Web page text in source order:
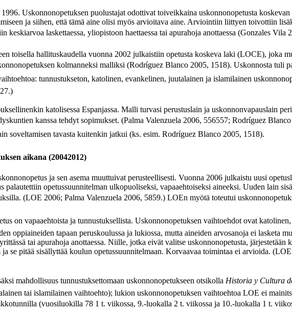
Uskonnonopetuksen puolustajat odottivat toiveikkaina uskonnonopetusta
ja siihen, että tämä aine olisi myös arvioitava aine. Arviointiin liittyen toivottiin
keskiarvoa laskettaessa, yliopistoon haettaessa tai apurahoja anottaessa (Gonzales Vila
toisella hallituskaudella vuonna 2002 julkaistiin opetusta koskeva laki (LOCE), joka
kolmanneksi malliksi (Rodríguez Blanco 2005, 1518). Uskonnosta tuli
tunnustukseton, katolinen, evankelinen, juutalainen ja islamilainen
katolisessa Espanjassa. Malli turvasi perustuslain ja uskonnonvapauslain
kanssa tehdyt sopimukset. (Palma Valenzuela 2006, 556557; Rodríguez
soveltamisen tavasta kuitenkin jatkui (ks. esim. Rodríguez Blanco 2005, 1518).
aikana (20042012)
ja sen asema muuttuivat perusteellisesti. Vuonna 2006 julkaistu uusi
palautettiin opetussuunnitelman ulkopuoliseksi, vapaaehtoiseksi aineeksi. Uuden lain
(LOE 2006; Palma Valenzuela 2006, 5859.) LOEn myötä toteutui
on vapaaehtoista ja tunnustuksellista. Uskonnonopetuksen vaihtoehdot ovat
oppiaineiden tapaan peruskoulussa ja lukiossa, mutta aineiden arvosanoja ei lasketa
tai apurahoja anottaessa. Niille, jotka eivät valitse uskonnonopetusta,
se pitää sisällyttää koulun opetussuunnitelmaan. Korvaavaa toimintaa ei arvioida.
mahdollisuus tunnustuksettomaan uskonnonopetukseen otsikolla Historia y Cultura
tai islamilainen vaihtoehto); lukion uskonnonopetuksen vaihtoehtoa LOE ei
(vuosiluokilla 78 1 t. viikossa, 9.-luokalla 2 t. viikossa ja 10.-luokalla 1 t.